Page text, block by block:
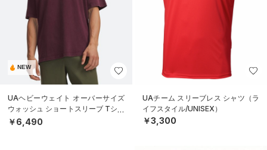
NEW
UAヘビーウェイト オーバーサイズ
ウォッシュ ショートスリーブ Tシャ
ツ（ライフスタイル/MEN）
￥6,490
UAチーム スリーブレス シャツ（ラ
イフスタイル/UNISEX）
￥3,300